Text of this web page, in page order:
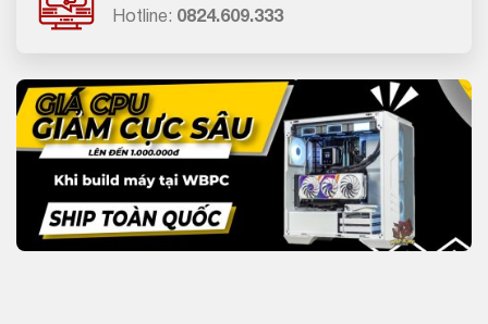
Hotline: 0824.609.333